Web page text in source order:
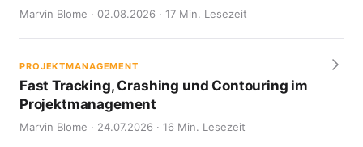
Marvin Blome · 02.08.2026 · 17 Min. Lesezeit
PROJEKTMANAGEMENT
Fast Tracking, Crashing und Contouring im
Projektmanagement
Marvin Blome · 24.07.2026 · 16 Min. Lesezeit